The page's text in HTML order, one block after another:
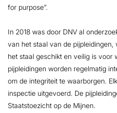
for purpose”.
In 2018 was door DNV al
van het staal van de pijpleidingen,
het staal geschikt en veilig is voor
pijpleidingen worden regelmatig
om de integriteit te waarborgen.
inspectie uitgevoerd. De
Staatstoezicht op de Mijnen.